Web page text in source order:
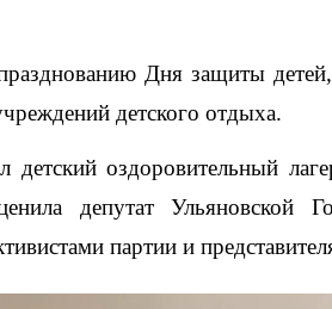
Дня защиты
детского отдыха.
оздоровительный
депутат Ульяновской
партии и